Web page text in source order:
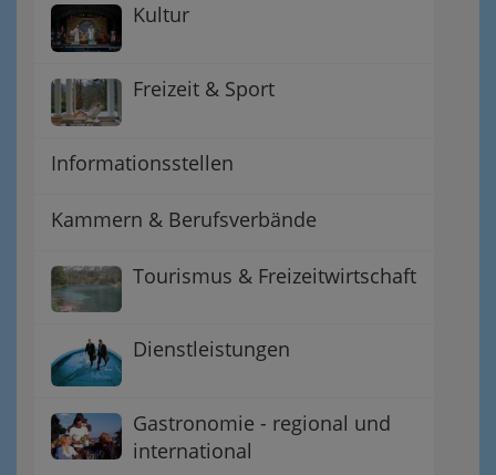
Kultur
Freizeit & Sport
Informationsstellen
Kammern & Berufsverbände
Tourismus & Freizeitwirtschaft
Dienstleistungen
Gastronomie - regional und
international